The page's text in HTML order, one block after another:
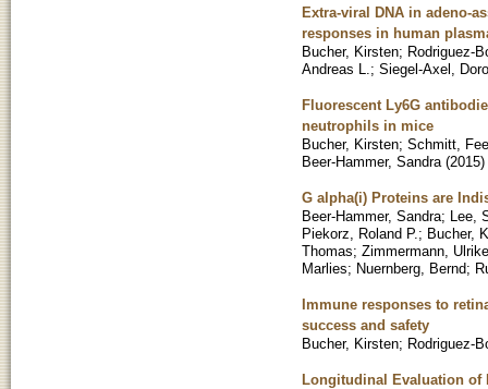
Extra-viral DNA in adeno-
responses in human
Bucher, Kirsten; Rodriguez-
Andreas L. ; Siegel-Axel,
Fluorescent Ly6G
neutrophils in mice
Bucher, Kirsten; Schmitt, Fee
Beer-Hammer, Sandra (2015)
G alpha(i) Proteins are
Beer-Hammer, Sandra; Lee,
Piekorz, Roland P. ; Bucher,
Thomas; Zimmermann, Ulrike
Marlies; Nuernberg, Bernd;
Immune responses to
success and safety
Bucher, Kirsten; Rodriguez-
Longitudinal Evaluation of